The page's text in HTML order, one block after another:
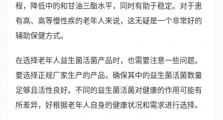
程，降低中的和甘油三酯水平，同时有助于稳定。对于患
有高、高等慢性疾的老年人来说，这无疑是一个非常好的
辅助保健方式。
在选择老年人益生菌活菌产品时，也需要注意一些问题。
要选择正规厂家生产的产品，确保其中的益生菌活菌数量
足够且活性良好。不同的益生菌活菌对健康的作用可能有
所差异，好根据老年人自身的健康状况和需求进行选择。